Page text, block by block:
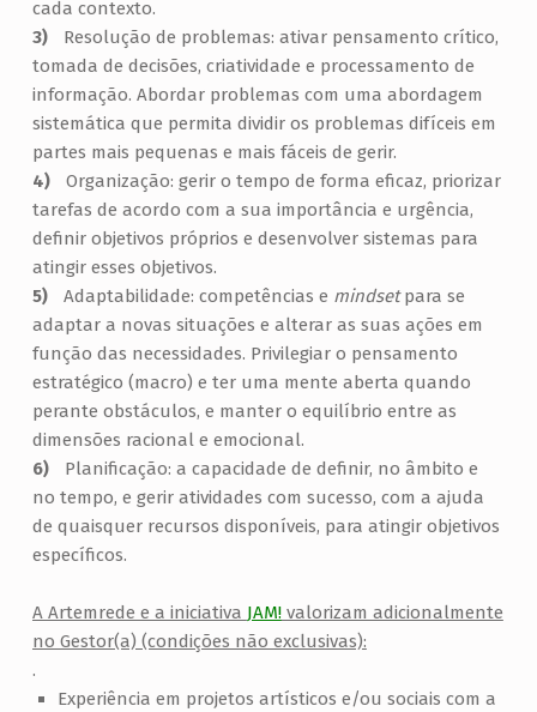
cada contexto.
Resolução de problemas: ativar pensamento crítico,
tomada de decisões, criatividade e processamento de
informação. Abordar problemas com uma abordagem
sistemática que permita dividir os problemas difíceis em
partes mais pequenas e mais fáceis de gerir.
Organização: gerir o tempo de forma eficaz, priorizar
tarefas de acordo com a sua importância e urgência,
definir objetivos próprios e desenvolver sistemas para
atingir esses objetivos.
Adaptabilidade: competências e mindsetpara se
adaptar a novas situações e alterar as suas ações em
função das necessidades. Privilegiar o pensamento
estratégico (macro) e ter uma mente aberta quando
perante obstáculos, e manter o equilíbrio entre as
dimensões racional e emocional.
Planificação: a capacidade de definir, no âmbito e
no tempo, e gerir atividades com sucesso, com a ajuda
de quaisquer recursos disponíveis, para atingir objetivos
específicos.
A Artemrede e a iniciativa JAM!valorizam adicionalmente
no Gestor(a) (condições não exclusivas):
.
Experiência em projetos artísticos e/ou sociais com a